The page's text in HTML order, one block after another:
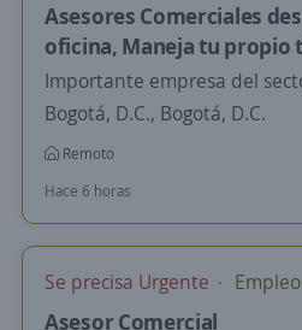
Asesores Comerciales
oficina, Maneja tu propio
Importante empresa del
Bogotá, D.C., Bogotá, D.C.
Remoto
Hace 6 horas
Se precisa Urgente
Asesor Comercial